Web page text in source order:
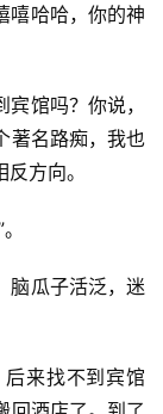
嘻哈哈，你的神
馆吗？你说，
著名路痴，我也
方向。
脑瓜子活泛，迷
来找不到宾馆